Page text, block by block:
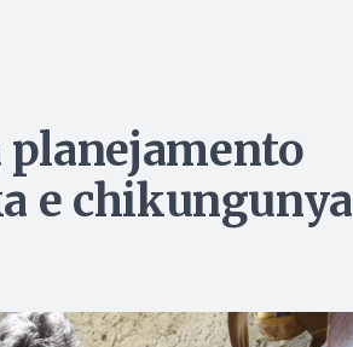
planejamento
e chikungunya